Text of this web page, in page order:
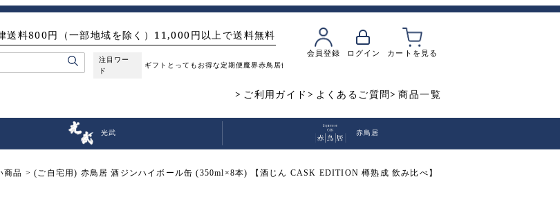
会員登録 ログイン カートを見る
送料800円（一部地域を除く）11,000円以上で送料無料
注目ワー
ド
ギフト とってもお得な定期便 魔界赤鳥居飲み比べ
ご利用ガイド よくあるご質問 商品一覧
光武 赤鳥居
商品 (ご自宅用) 赤鳥居 酒ジンハイボール缶 (350ml×8本) 【酒じん CASK EDITION 樽熟成 飲み比べ】